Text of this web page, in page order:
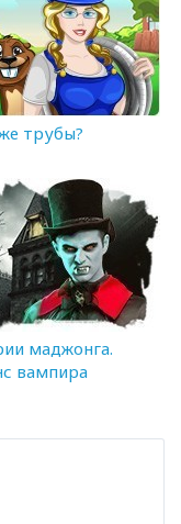
трубы?
маджонга.
вампира